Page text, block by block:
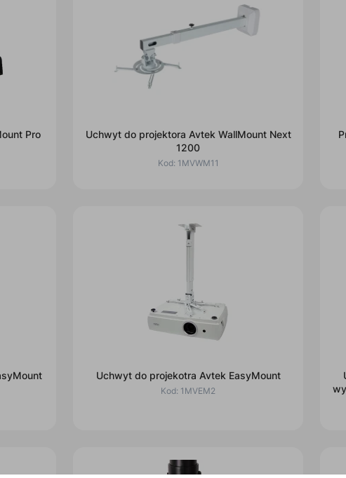
Pro
Uchwyt do projektora Avtek WallMount Next
1200
Kod: 1MVWM11
Uchwyt do projekotra Avtek EasyMount
Kod: 1MVEM2